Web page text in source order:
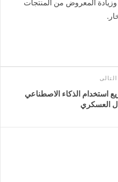
المعروض من المنتجات
.
التالى
استخدام الذكاء الاصطناعي
العسكري